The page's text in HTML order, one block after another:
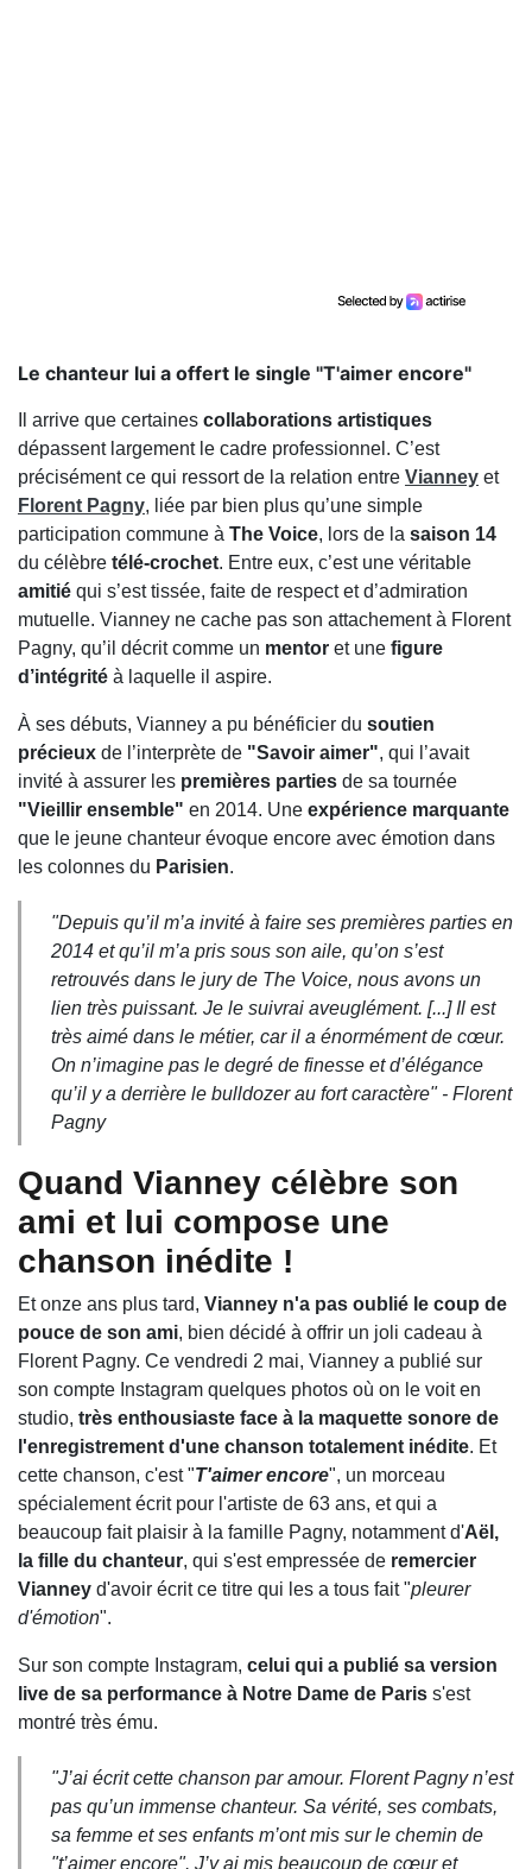
Le chanteur lui a offert le single "T'aimer encore"
Il arrive que certaines collaborations artistiques
dépassent largement le cadre professionnel. C’est
précisément ce qui ressort de la relation entre Vianney et
Florent Pagny, liée par bien plus qu’une simple
participation commune à The Voice, lors de la saison 14
du célèbre télé-crochet. Entre eux, c’est une véritable
amitié qui s’est tissée, faite de respect et d’admiration
mutuelle. Vianney ne cache pas son attachement à Florent
Pagny, qu’il décrit comme un mentor et une figure
d’intégrité à laquelle il aspire.
À ses débuts, Vianney a pu bénéficier du soutien
précieux de l’interprète de "Savoir aimer", qui l’avait
invité à assurer les premières parties de sa tournée
"Vieillir ensemble" en 2014. Une expérience marquante
que le jeune chanteur évoque encore avec émotion dans
les colonnes du Parisien.
"Depuis qu’il m’a invité à faire ses premières parties en
2014 et qu’il m’a pris sous son aile, qu’on s’est
retrouvés dans le jury de The Voice, nous avons un
lien très puissant. Je le suivrai aveuglément. [...] Il est
très aimé dans le métier, car il a énormément de cœur.
On n’imagine pas le degré de finesse et d’élégance
qu’il y a derrière le bulldozer au fort caractère" - Florent
Pagny
Quand Vianney célèbre son
ami et lui compose une
chanson inédite !
Et onze ans plus tard, Vianney n'a pas oublié le coup de
pouce de son ami, bien décidé à offrir un joli cadeau à
Florent Pagny. Ce vendredi 2 mai, Vianney a publié sur
son compte Instagram quelques photos où on le voit en
studio, très enthousiaste face à la maquette sonore de
l'enregistrement d'une chanson totalement inédite. Et
cette chanson, c'est "T'aimer encore", un morceau
spécialement écrit pour l'artiste de 63 ans, et qui a
beaucoup fait plaisir à la famille Pagny, notamment d'Aël,
la fille du chanteur, qui s'est empressée de remercier
Vianney d'avoir écrit ce titre qui les a tous fait "pleurer
d'émotion".
Sur son compte Instagram, celui qui a publié sa version
live de sa performance à Notre Dame de Paris s'est
montré très ému.
"J’ai écrit cette chanson par amour. Florent Pagny n’est
pas qu’un immense chanteur. Sa vérité, ses combats,
sa femme et ses enfants m’ont mis sur le chemin de
"t’aimer encore". J’y ai mis beaucoup de cœur et